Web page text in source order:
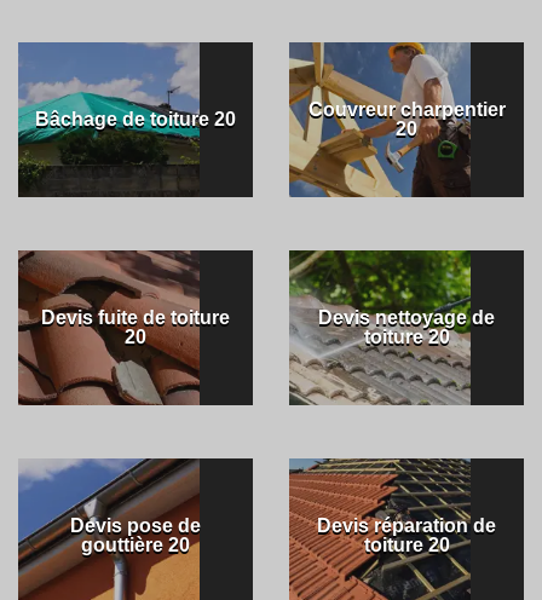
Bâchage de toiture 20
Couvreur charpentier
20
Devis fuite de toiture
20
Devis nettoyage de
toiture 20
Devis pose de
gouttière 20
Devis réparation de
toiture 20